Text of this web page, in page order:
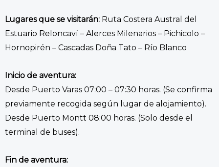
Lugares que se visitarán: Ruta Costera Austral del
Estuario Reloncaví – Alerces Milenarios – Pichicolo –
Hornopirén – Cascadas Doña Tato – Río Blanco
Inicio de aventura:
Desde Puerto Varas 07:00 – 07:30 horas. (Se confirma
previamente recogida según lugar de alojamiento).
Desde Puerto Montt 08:00 horas. (Solo desde el
terminal de buses).
Fin de aventura: